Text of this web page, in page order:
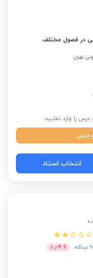
تهران
را وارد نمایید:
درس
انتخاب استاد
4.9 از 5